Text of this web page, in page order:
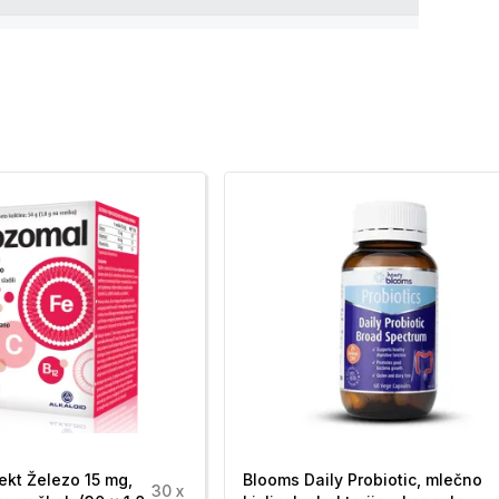
C), izvleček plodov črnega bezga (
Sambucus
(barvilo), kislini: citronska in mlečna kislina,
(cink), naravna aroma, rastlinsko (palmovo)
na katero drugo sestavino, preverite seznam
Železo 15 mg,
30 x
Blooms Daily Probiotic, mlečno